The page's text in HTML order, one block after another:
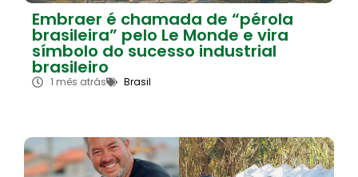
Embraer é chamada de “pérola
brasileira” pelo Le Monde e vira
símbolo do sucesso industrial
brasileiro
1 mês atrás Brasil